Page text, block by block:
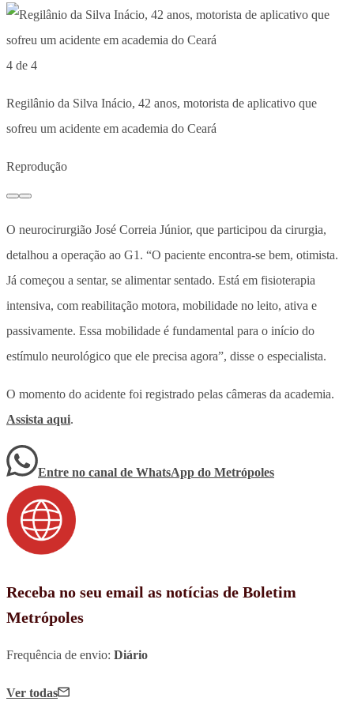
4 de 4
Regilânio da Silva Inácio, 42 anos, motorista de aplicativo que
sofreu um acidente em academia do Ceará
Reprodução
O neurocirurgião José Correia Júnior, que participou da cirurgia,
detalhou a operação ao G1. “O paciente encontra-se bem, otimista.
Já começou a sentar, se alimentar sentado. Está em fisioterapia
intensiva, com reabilitação motora, mobilidade no leito, ativa e
passivamente. Essa mobilidade é fundamental para o início do
estímulo neurológico que ele precisa agora”, disse o especialista.
O momento do acidente foi registrado pelas câmeras da academia.
Assista aqui.
Entre no canal de WhatsApp do Metrópoles
Receba no seu email as notícias de Boletim
Metrópoles
Frequência de envio: Diário
Ver todas